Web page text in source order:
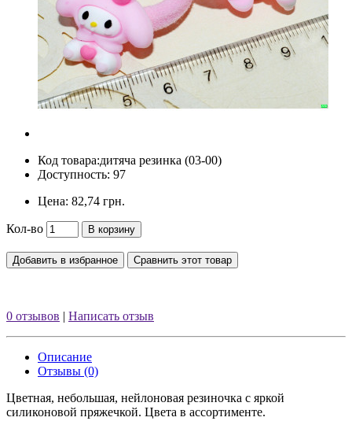
Код товара:дитяча резинка (03-00)
Доступность: 97
Цена: 82,74 грн.
Кол-во В корзину
Добавить в избранное Сравнить этот товар
0 отзывов | Написать отзыв
Описание
Отзывы (0)
Цветная, небольшая, нейлоновая резиночка с яркой
силиконовой пряжечкой. Цвета в ассортименте.